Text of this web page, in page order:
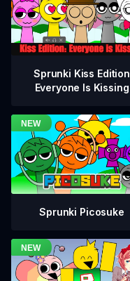
Sprunki Kiss Edition
Everyone Is Kissing
Sprunki Picosuke